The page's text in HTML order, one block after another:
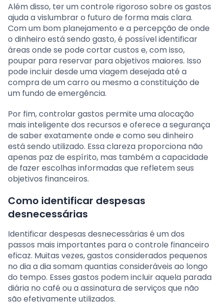
Além disso, ter um controle rigoroso sobre os gastos
ajuda a vislumbrar o futuro de forma mais clara.
Com um bom planejamento e a percepção de onde
o dinheiro está sendo gasto, é possível identificar
áreas onde se pode cortar custos e, com isso,
poupar para reservar para objetivos maiores. Isso
pode incluir desde uma viagem desejada até a
compra de um carro ou mesmo a constituição de
um fundo de emergência.
Por fim, controlar gastos permite uma alocação
mais inteligente dos recursos e oferece a segurança
de saber exatamente onde e como seu dinheiro
está sendo utilizado. Essa clareza proporciona não
apenas paz de espírito, mas também a capacidade
de fazer escolhas informadas que refletem seus
objetivos financeiros.
Como identificar despesas
desnecessárias
Identificar despesas desnecessárias é um dos
passos mais importantes para o controle financeiro
eficaz. Muitas vezes, gastos considerados pequenos
no dia a dia somam quantias consideráveis ao longo
do tempo. Esses gastos podem incluir aquela parada
diária no café ou a assinatura de serviços que não
são efetivamente utilizados.